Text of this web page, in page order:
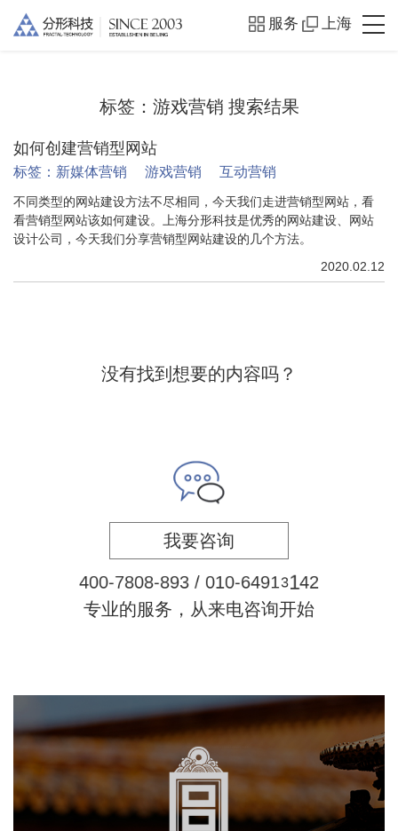
服务 上海
标签： 游戏营销 搜索结果
如何创建营销型网站
标签： 新媒体营销 游戏营销 互动营销
不同类型的网站建设方法不尽相同，今天我们走进营销型网站，看
看营销型网站该如何建设。上海分形科技是优秀的网站建设、网站
设计公司，今天我们分享营销型网站建设的几个方法。
2020.02.12
没有找到想要的内容吗？
我要咨询
400-7808-893 / 010-64913142
专业的服务，从来电咨询开始
故宫博物院